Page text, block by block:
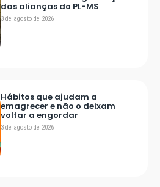
das alianças do PL-MS
3 de agosto de 2026
Hábitos que ajudam a
emagrecer e não o deixam
voltar a engordar
3 de agosto de 2026